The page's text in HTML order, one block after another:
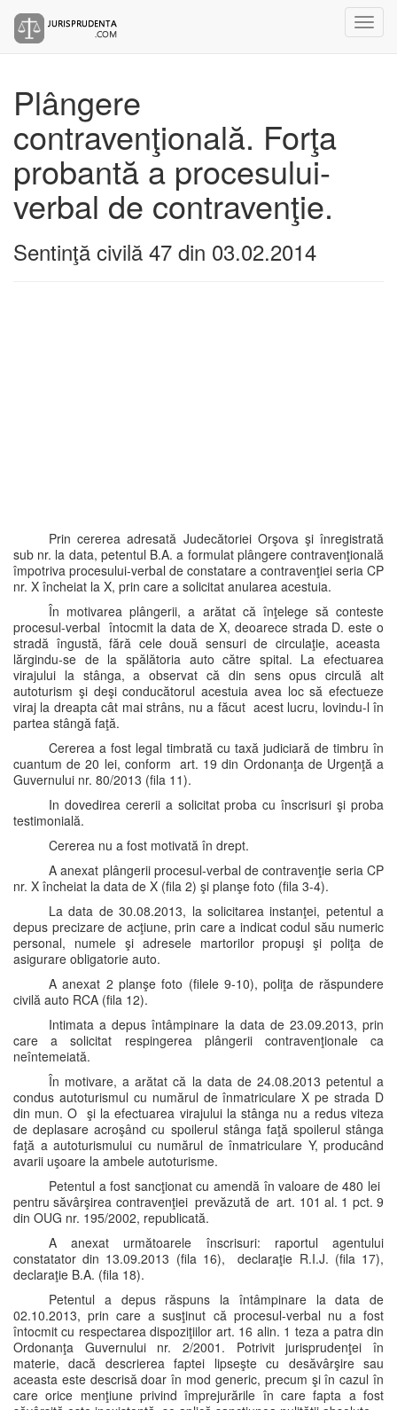
Plângere
contravenţională. Forţa
probantă a procesului-
verbal de contravenţie.
Sentinţă civilă 47 din 03.02.2014
Prin cererea adresată Judecătoriei Orşova şi înregistrată
sub nr. la data, petentul B.A. a formulat plângere contravenţională
împotriva procesului-verbal de constatare a contravenţiei seria CP
nr. X încheiat la X, prin care a solicitat anularea acestuia.
În motivarea plângerii, a arătat că înţelege să conteste
procesul-verbal întocmit la data de X, deoarece strada D. este o
stradă îngustă, fără cele două sensuri de circulaţie, aceasta
lărgindu-se de la spălătoria auto către spital. La efectuarea
virajului la stânga, a observat că din sens opus circulă alt
autoturism şi deşi conducătorul acestuia avea loc să efectueze
viraj la dreapta cât mai strâns, nu a făcut acest lucru, lovindu-l în
partea stângă faţă.
Cererea a fost legal timbrată cu taxă judiciară de timbru în
cuantum de 20 lei, conform art. 19 din Ordonanţa de Urgenţă a
Guvernului nr. 80/2013 (fila 11).
In dovedirea cererii a solicitat proba cu înscrisuri şi proba
testimonială.
Cererea nu a fost motivată în drept.
A anexat plângerii procesul-verbal de contravenţie seria CP
nr. X încheiat la data de X (fila 2) şi planşe foto (fila 3-4).
La data de 30.08.2013, la solicitarea instanţei, petentul a
depus precizare de acţiune, prin care a indicat codul său numeric
personal, numele şi adresele martorilor propuşi şi poliţa de
asigurare obligatorie auto.
A anexat 2 planşe foto (filele 9-10), poliţa de răspundere
civilă auto RCA (fila 12).
Intimata a depus întâmpinare la data de 23.09.2013, prin
care a solicitat respingerea plângerii contravenţionale ca
neîntemeiată.
În motivare, a arătat că la data de 24.08.2013 petentul a
condus autoturismul cu numărul de înmatriculare X pe strada D
din mun. O şi la efectuarea virajului la stânga nu a redus viteza
de deplasare acroşând cu spoilerul stânga faţă spoilerul stânga
faţă a autoturismului cu numărul de înmatriculare Y, producând
avarii uşoare la ambele autoturisme.
Petentul a fost sancţionat cu amendă în valoare de 480 lei
pentru săvârşirea contravenţiei prevăzută de art. 101 al. 1 pct. 9
din OUG nr. 195/2002, republicată.
A anexat următoarele înscrisuri: raportul agentului
constatator din 13.09.2013 (fila 16), declaraţie R.I.J. (fila 17),
declaraţie B.A. (fila 18).
Petentul a depus răspuns la întâmpinare la data de
02.10.2013, prin care a susţinut că procesul-verbal nu a fost
întocmit cu respectarea dispoziţiilor art. 16 alin. 1 teza a patra din
Ordonanţa Guvernului nr. 2/2001. Potrivit jurisprudenţei în
materie, dacă descrierea faptei lipseşte cu desăvârşire sau
aceasta este descrisă doar în mod generic, precum şi în cazul în
care orice menţiune privind împrejurările în care fapta a fost